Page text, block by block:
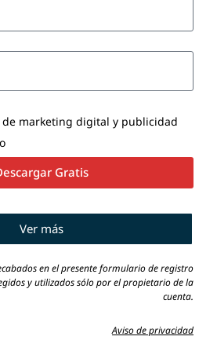
marketing digital y publicidad
Gratis
Ver más
en el presente formulario de registro
y utilizados sólo por el propietario de la
cuenta.
Aviso de privacidad